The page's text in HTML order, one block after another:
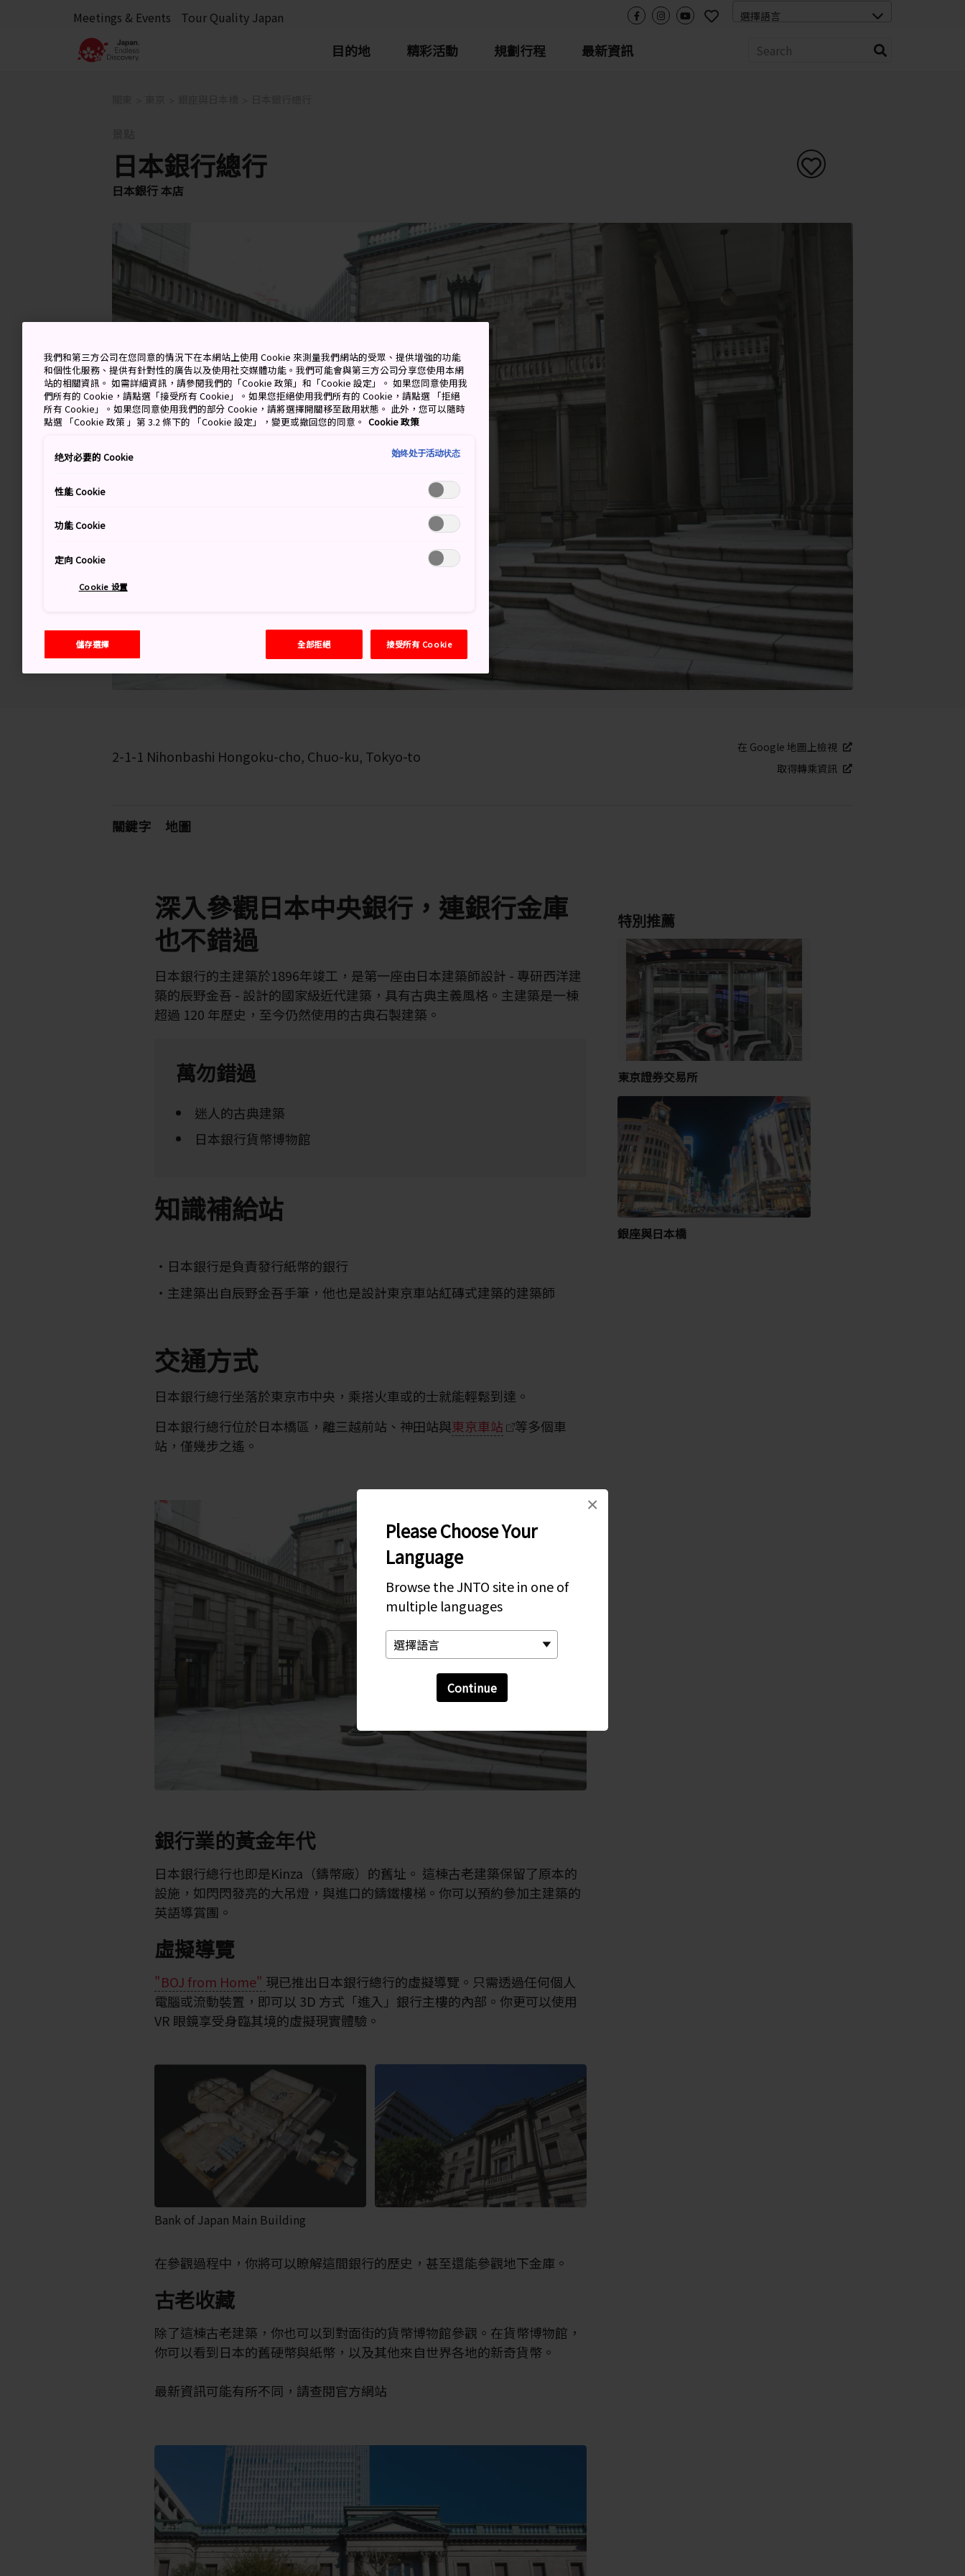
Please Choose Your
Language
Browse the JNTO site in one of
multiple languages
Continue
×
Meetings & Events Tour Quality Japan
目的地 精彩活動 規劃行程 最新資訊
日本銀行總行
日本銀行 本店
2-1-1 Nihonbashi Hongoku-cho, Chuo-ku, Tokyo-to
在 Google 地圖上檢視
取得轉乘資訊
關鍵字 地圖
深入參觀日本中央銀行，連銀行金庫
也不錯過
日本銀行的主建築於1896年竣工，是第一座由日本建築師設計 - 專研西洋建
築的辰野金吾 - 設計的國家級近代建築，具有古典主義風格。主建築是一棟
超過 120 年歷史，至今仍然使用的古典石製建築。
萬勿錯過
迷人的古典建築
日本銀行貨幣博物館
知識補給站
日本銀行是負責發行紙幣的銀行
主建築出自辰野金吾手筆，他也是設計東京車站紅磚式建築的建築師
交通方式
日本銀行總行坐落於東京市中央，乘搭火車或的士就能輕鬆到達。
日本銀行總行位於日本橋區，離三越前站、神田站與東京車站
等多個車
站，僅幾步之遙。
銀行業的黃金年代
日本銀行總行也即是Kinza（鑄幣廠）的舊址。 這棟古老建築保留了原本的
設施，如閃閃發亮的大吊燈，與進口的鑄鐵樓梯。你可以預約參加主建築的
英語導賞團。
虛擬導覽
"BOJ from Home" 現已推出日本銀行總行的虛擬導覽。只需透過任何個人
電腦或流動裝置，即可以 3D 方式「進入」銀行主樓的內部。你更可以使用
VR 眼鏡享受身臨其境的虛擬現實體驗。
Bank of Japan Main Building
在參觀過程中，你將可以瞭解這間銀行的歷史，甚至還能參觀地下金庫。
古老收藏
除了這棟古老建築，你也可以到對面街的貨幣博物館參觀。在貨幣博物館，
你可以看到日本的舊硬幣與紙幣，以及其他來自世界各地的新奇貨幣。
最新資訊可能有所不同，請查閱官方網站
特別推薦
東京證券交易所
銀座與日本橋
我們和第三方公司在您同意的情況下在本網站上使用 Cookie 來測量我們網站的受眾、提供增強的功能
和個性化服務、提供有針對性的廣告以及使用社交媒體功能。我們可能會與第三方公司分享您使用本網
站的相關資訊。 如需詳細資訊，請參閱我們的「Cookie 政策」和「Cookie 設定」。 如果您同意使用我
們所有的 Cookie，請點選「接受所有 Cookie」。如果您拒絕使用我們所有的 Cookie，請點選 「拒絕
所有 Cookie」。如果您同意使用我們的部分 Cookie，請將選擇開關移至啟用狀態。 此外，您可以隨時
點選 「Cookie 政策 」第 3.2 條下的 「Cookie 設定」，變更或撤回您的同意。 Cookie 政策
绝对必要的 Cookie 始终处于活动状态
性能 Cookie
功能 Cookie
定向 Cookie
Cookie 设置
儲存選擇 全部拒絕 接受所有 Cookie